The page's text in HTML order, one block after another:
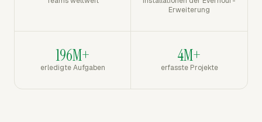
Erweiterung
196M+
erledigte Aufgaben
4M+
erfasste Projekte